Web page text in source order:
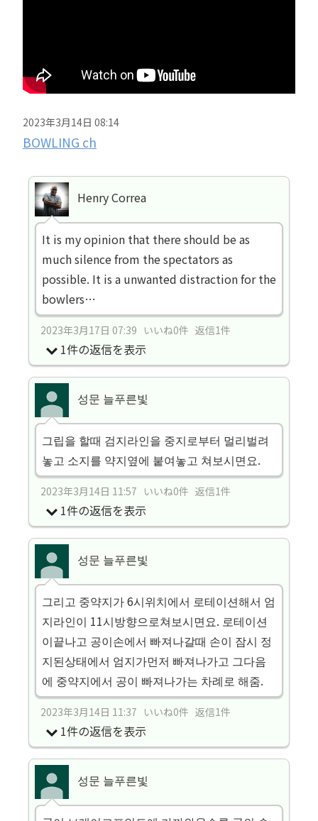
2023年3月14日 08:14
BOWLING ch
Henry Correa
It is my opinion that there should be as
much silence from the spectators as
possible. It is a unwanted distraction for the
bowlers…
2023年3月17日 07:39 いいね0件 返信1件
1件の返信を表示
성문 늘푸른빛
그립을 할때 검지라인을 중지로부터 멀리벌려
놓고 소지를 약지옆에 붙여놓고 쳐보시면요.
2023年3月14日 11:57 いいね0件 返信1件
1件の返信を表示
성문 늘푸른빛
그리고 중약지가 6시위치에서 로테이션해서 엄
지라인이 11시방향으로쳐보시면요. 로테이션
이끝나고 공이손에서 빠져나갈때 손이 잠시 정
지된상태에서 엄지가먼저 빠져나가고 그다음
에 중약지에서 공이 빠져나가는 차례로 해줌.
2023年3月14日 11:37 いいね0件 返信1件
1件の返信を表示
성문 늘푸른빛